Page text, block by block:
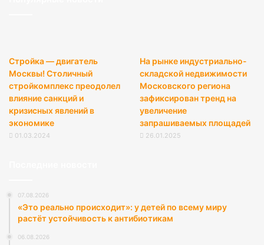
Стройка — двигатель
Москвы! Столичный
стройкомплекс преодолел
влияние санкций и
кризисных явлений в
экономике
01.03.2024
На рынке индустриально-
складской недвижимости
Московского региона
зафиксирован тренд на
увеличение
запрашиваемых площадей
26.01.2025
07.08.2026
«Это реально происходит»: у детей по всему миру
растёт устойчивость к антибиотикам
06.08.2026